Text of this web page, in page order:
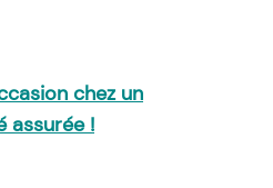
chez un
assurée !